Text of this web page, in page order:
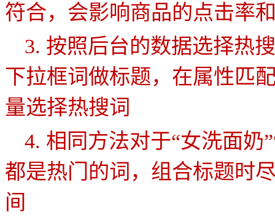
符合，会影响商品的点击率
3. 按照后台的数据选择热
下拉框词做标题，在属性匹
量选择热搜词
4. 相同方法对于“女洗面奶
都是热门的词，组合标题时
间